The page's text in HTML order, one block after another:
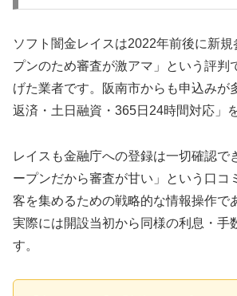
ソフト闇金レイスは2022年前後に新
プンのため審査が激アマ」という評判
げた業者です。阪南市からも申込みが
返済・土日融資・365日24時間対応」
レイスも金融庁への登録は一切確認で
ープンだから審査が甘い」という口コ
客を集めるための戦略的な情報操作で
実際には開設当初から同様の利息・手
す。